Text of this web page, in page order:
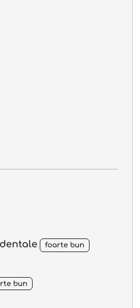
foarte bun
bun